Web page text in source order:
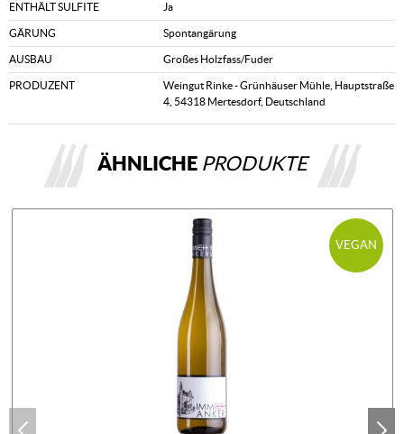
ENTHÄLT SULFITE Ja
GÄRUNG Spontangärung
AUSBAU Großes Holzfass/Fuder
PRODUZENT
Weingut Rinke - Grünhäuser Mühle, Hauptstraße
4, 54318 Mertesdorf, Deutschland
ÄHNLICHE PRODUKTE
VEGAN